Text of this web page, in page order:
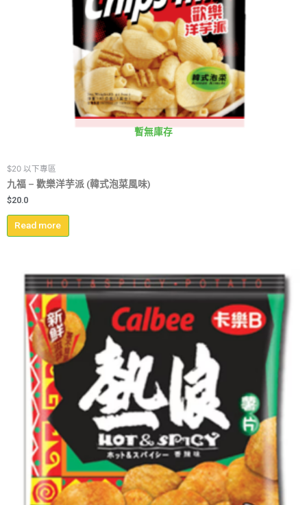
暫無庫存
$20 以下專區
九福 – 歡樂洋芋派 (韓式泡菜風味)
$20.0
Read more